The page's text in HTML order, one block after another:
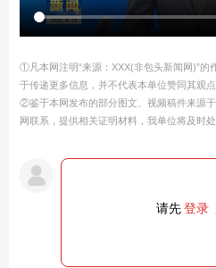
①凡本网注明“来源：XXX(非包头新闻网)”的
于传递更多信息，并不代表本单位赞同其观点
②鉴于本网发布的部分图文、视频稿件来源
网联系，提供相关证明材料，我单位将及时处
请先登录